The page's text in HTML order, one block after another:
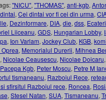
"NICU", "THOMAS", anti-kgb,
, Cei dintai vor fi cei din urma,
, Dezinformare, DIA, die, dss,
Liiceanu, GDS, Hungarian Lobby,
, Ion Varlam, Jockey Club, KGB,
, Memorialul Durerii, Mihnea
, Nicolae Ceausescu, Nicolae Doicaru
Pacepa Kgb, Peter Moscu, Petre M
tismaneanu, Razboiul Rece,
sfirsitul Razboiul rece, Roncea,
, Stesel Natan, SUA, Tismaneanu,